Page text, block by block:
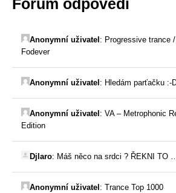
Fórum odpovědi
Anonymní uživatel : Progressive trance
Fodever
Anonymní uživatel : Hledám parťačku :-
Anonymní uživatel : VA – Metrophonic
Edition
Djlaro: Máš něco na srdci ? ŘEKNI TO
Anonymní uživatel : Trance Top 1000